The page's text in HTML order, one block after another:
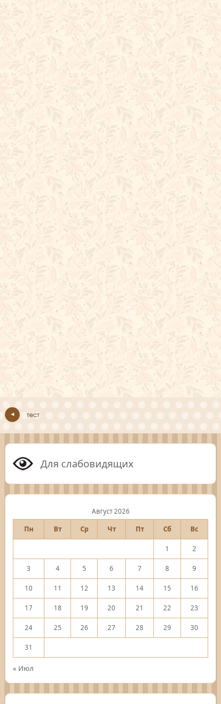
тест
Для слабовидящих
Август 2026
Пн
Вт Ср Чт Пт Сб Вс
1 2
3 4 5 6 7 8 9
10 11 12 13 14 15 16
17 18 19 20 21 22 23
24 25 26 27 28 29 30
31
« Июл